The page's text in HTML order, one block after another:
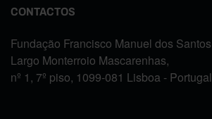
CONTACTOS
Fundação Francisco Manuel dos Santos
Largo Monterroio Mascarenhas,
nº 1, 7º piso, 1099-081 Lisboa - Portugal